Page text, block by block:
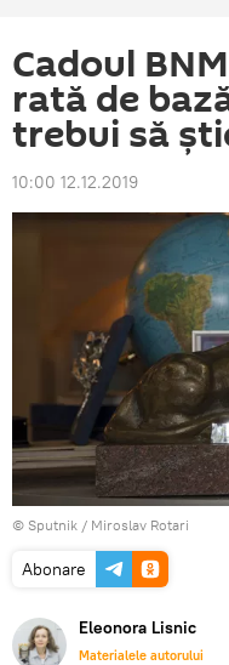
Cadoul
rată de
trebui să
10:00 12.12.2019
© Sputnik / Miroslav Rotari
Abonare
Eleonora Lisnic
Materialele autorului